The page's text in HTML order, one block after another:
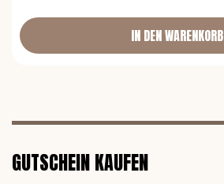
IN DEN WARENKORB
GUTSCHEIN KAUFEN